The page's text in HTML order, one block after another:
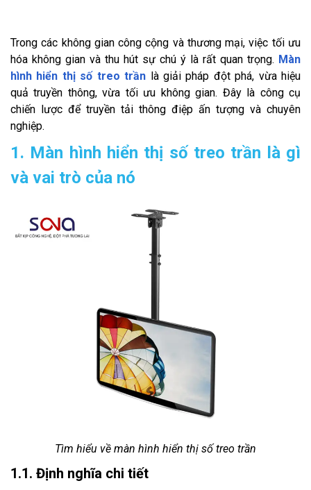
Trong các không gian công cộng và thương mại, việc tối ưu
hóa không gian và thu hút sự chú ý là rất quan trọng. Màn
hình hiển thị số treo trần là giải pháp đột phá, vừa hiệu
quả truyền thông, vừa tối ưu không gian. Đây là công cụ
chiến lược để truyền tải thông điệp ấn tượng và chuyên
nghiệp.
1. Màn hình hiển thị số treo trần là gì
và vai trò của nó
Tìm hiểu về màn hình hiển thị số treo trần
1.1. Định nghĩa chi tiết